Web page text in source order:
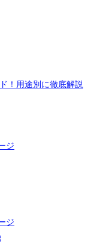
！用途別に徹底解説
ジ
ジ